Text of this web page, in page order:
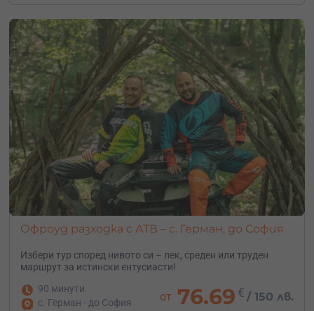
Офроуд разходка с АТВ – с. Герман, до София
Избери тур според нивото си – лек, среден или труден
маршрут за истински ентусиасти!
90 минути
с. Герман - до София
от 76.69 € / 150 лв.